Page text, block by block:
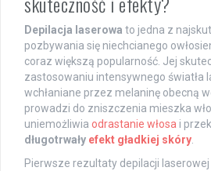
Depilacja laserowa to jedna z
pozbywania się niechcianego
coraz większą popularność. Jej
zastosowaniu intensywnego światła
wchłaniane przez melaninę obecną
prowadzi do zniszczenia mieszka
uniemożliwia odrastanie włosa i
długotrwały efekt gładkiej skóry
Pierwsze rezultaty depilacji